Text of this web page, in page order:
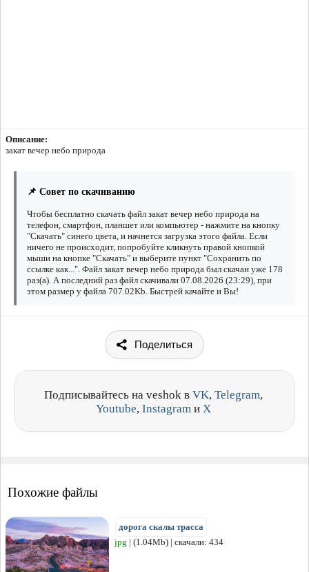
Описание:
закат вечер небо природа
📌 Совет по скачиванию
Чтобы бесплатно скачать файл закат вечер небо природа на
телефон, смартфон, планшет или компьютер - нажмите на кнопку
"Скачать" синего цвета, и начнется загрузка этого файла. Если
ничего не происходит, попробуйте кликнуть правой кнопкой
мыши на кнопке "Скачать" и выберите пункт "Сохранить по
ссылке как...". Файл закат вечер небо природа был скачан уже 178
раз(а). А последний раз файл скачивали 07.08.2026 (23:29), при
этом размер у файла 707.02Kb. Быстрей качайте и Вы!
Поделиться
Подписывайтесь на veshok в VK, Telegram,
Youtube, Instagram и X
Похожие файлы
дорога скалы трасса
jpg | (1.04Mb) | скачали: 434